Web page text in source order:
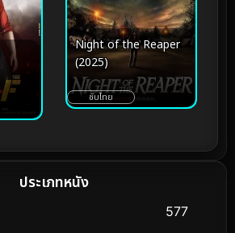
Night of the Reaper
(2025)
ซับไทย
ประเภทหนัง
577